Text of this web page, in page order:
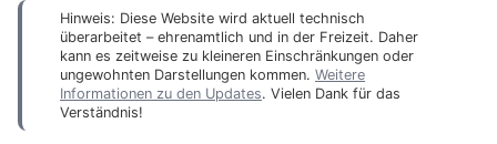
Hinweis: Diese Website wird aktuell technisch
überarbeitet – ehrenamtlich und in der Freizeit. Daher
kann es zeitweise zu kleineren Einschränkungen oder
ungewohnten Darstellungen kommen. Weitere
Informationen zu den Updates. Vielen Dank für das
Verständnis!